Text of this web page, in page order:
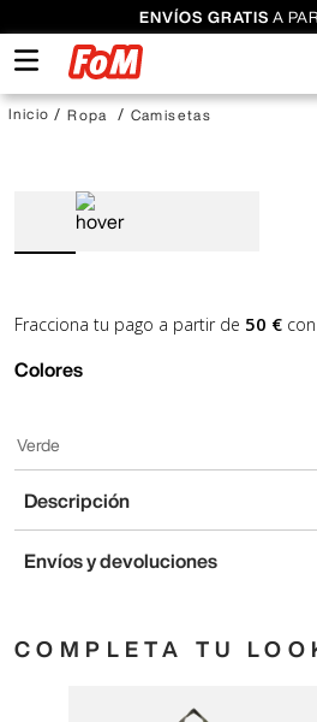
ENVÍOS GRATIS A
Ropa Camisetas
Fracciona tu pago a partir de 50 € con
Colores
Verde
Descripción
Envíos y devoluciones
COMPLETA TU